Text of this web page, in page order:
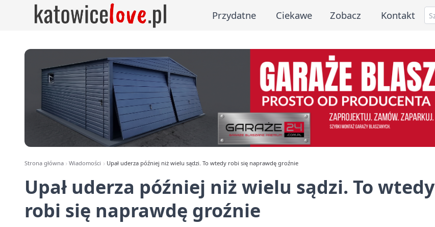
Przydatne Ciekawe Zobacz Kontakt
Strona główna Wiadomości Upał uderza później niż wielu sądzi. To wtedy robi się naprawdę groźnie
Upał uderza później niż wielu sądzi. To wtedy
robi się naprawdę groźnie